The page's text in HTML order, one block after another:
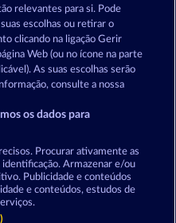
Marca
Facebook
de rescisão
relevantes para si. Pode
escolhas ou retirar o
clicando na ligação Gerir
Web (ou no ícone na parte
As suas escolhas serão
consulte a nossa
os dados para
Procurar ativamente as
Armazenar e/ou
Publicidade e conteúdos
e conteúdos, estudos de